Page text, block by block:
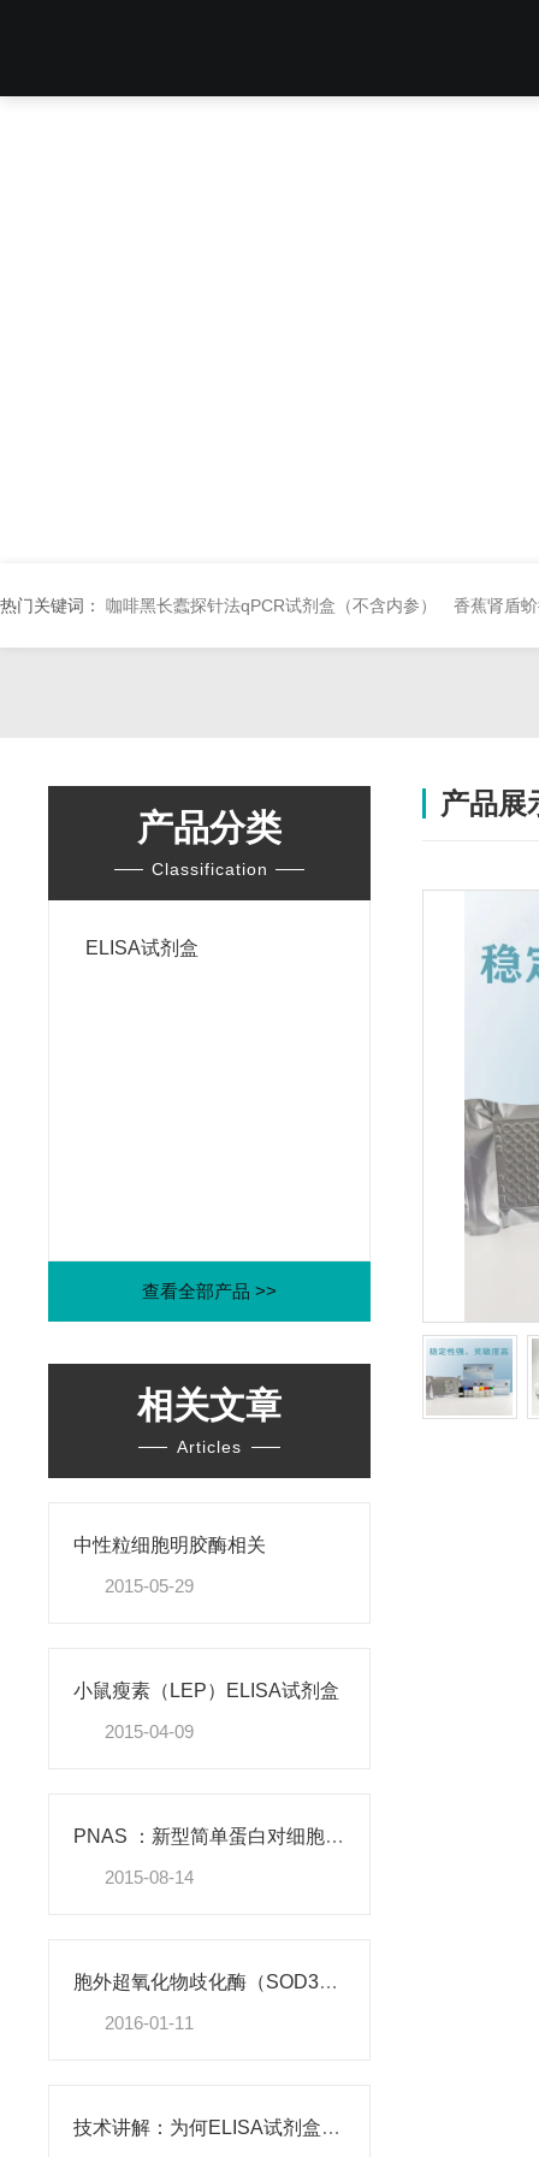
热门关键词： 咖啡黑长蠹探针法qPCR试剂盒（不含内参） 香蕉肾盾
产品分类
Classification
ELISA试剂盒
查看全部产品 >>
相关文章
Articles
中性粒细胞明胶酶相关
2015-05-29
小鼠瘦素（LEP）ELISA试剂盒
2015-04-09
PNAS ：新型简单蛋白对细胞功能有积极作用
2015-08-14
胞外超氧化物歧化酶（SOD3）重组蛋白
2016-01-11
技术讲解：为何ELISA试剂盒OD值不正常
产品展